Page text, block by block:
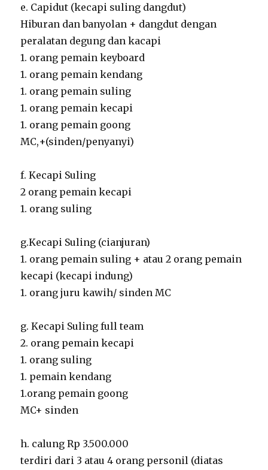
e. Capidut (kecapi suling dangdut)
Hiburan dan banyolan + dangdut dengan
peralatan degung dan kacapi
1. orang pemain keyboard
1. orang pemain kendang
1. orang pemain suling
1. orang pemain kecapi
1. orang pemain goong
MC,+(sinden/penyanyi)
f. Kecapi Suling
2 orang pemain kecapi
1. orang suling
g.Kecapi Suling (cianjuran)
1. orang pemain suling + atau 2 orang pemain
kecapi (kecapi indung)
1. orang juru kawih/ sinden MC
g. Kecapi Suling full team
2. orang pemain kecapi
1. orang suling
1. pemain kendang
1.orang pemain goong
MC+ sinden
h. calung Rp 3.500.000
terdiri dari 3 atau 4 orang personil (diatas